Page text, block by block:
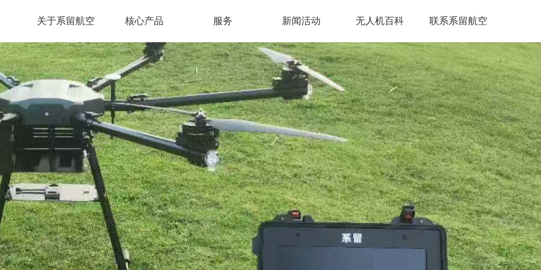
关于系留航空 核心产品 服务 新闻活动 无人机百科 联系系留航空